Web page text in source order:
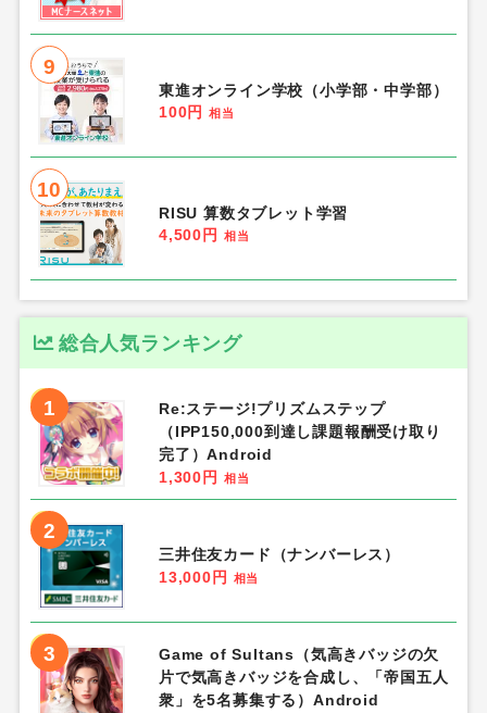
9
東進オンライン学校（小学部・中学部）
100円
相当
10
RISU 算数タブレット学習
4,500円
相当
総合人気ランキング
1
Re:ステージ!プリズムステップ
（IPP150,000到達し課題報酬受け取り
完了）Android
1,300円
相当
2
三井住友カード（ナンバーレス）
13,000円
相当
3
Game of Sultans（気高きバッジの欠
片で気高きバッジを合成し、「帝国五人
衆」を5名募集する）Android